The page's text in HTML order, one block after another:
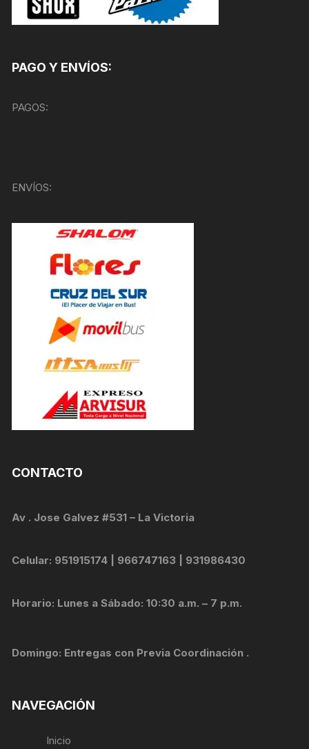
PAGO Y ENVÍOS:
PAGOS:
ENVÍOS:
CONTACTO
Av . Jose Galvez #531 – La Victoria
Celular: 951915174 | 966747163 | 931986430
Horario: Lunes a Sábado: 10:30 a.m. – 7 p.m.
Domingo: Entregas con Previa Coordinación .
NAVEGACIÓN
Inicio